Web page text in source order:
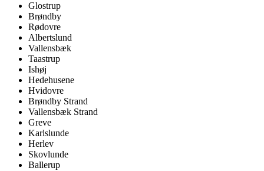
Glostrup
Brøndby
Rødovre
Albertslund
Vallensbæk
Taastrup
Ishøj
Hedehusene
Hvidovre
Brøndby Strand
Vallensbæk Strand
Greve
Karlslunde
Herlev
Skovlunde
Ballerup